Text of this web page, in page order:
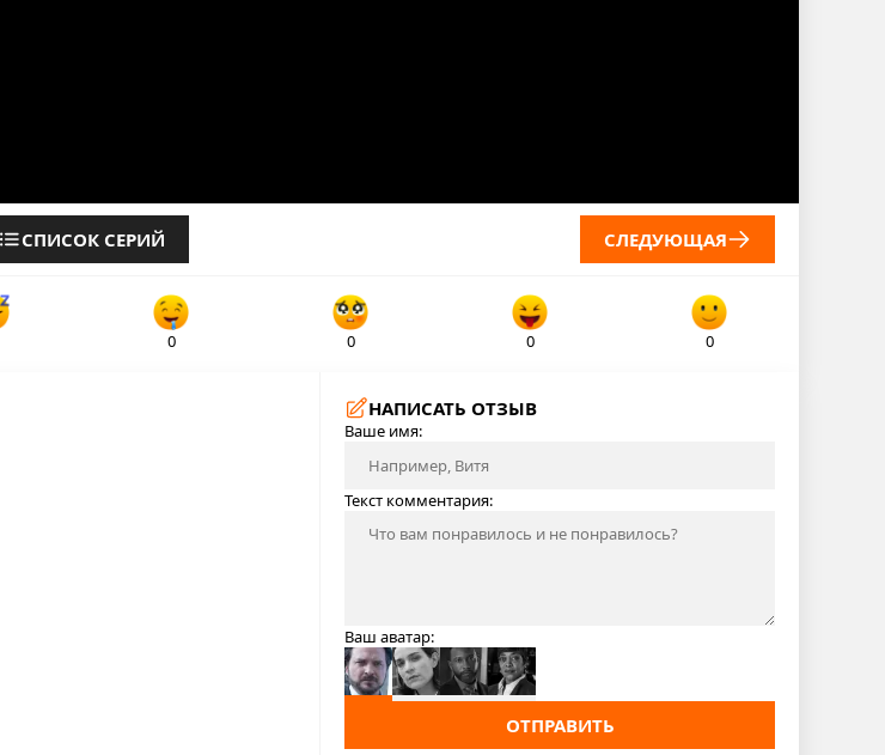
СПИСОК СЕРИЙ СЛЕДУЮЩАЯ
0 0 0 0
НАПИСАТЬ ОТЗЫВ
Ваше имя:
Текст комментария:
Ваш аватар:
ОТПРАВИТЬ